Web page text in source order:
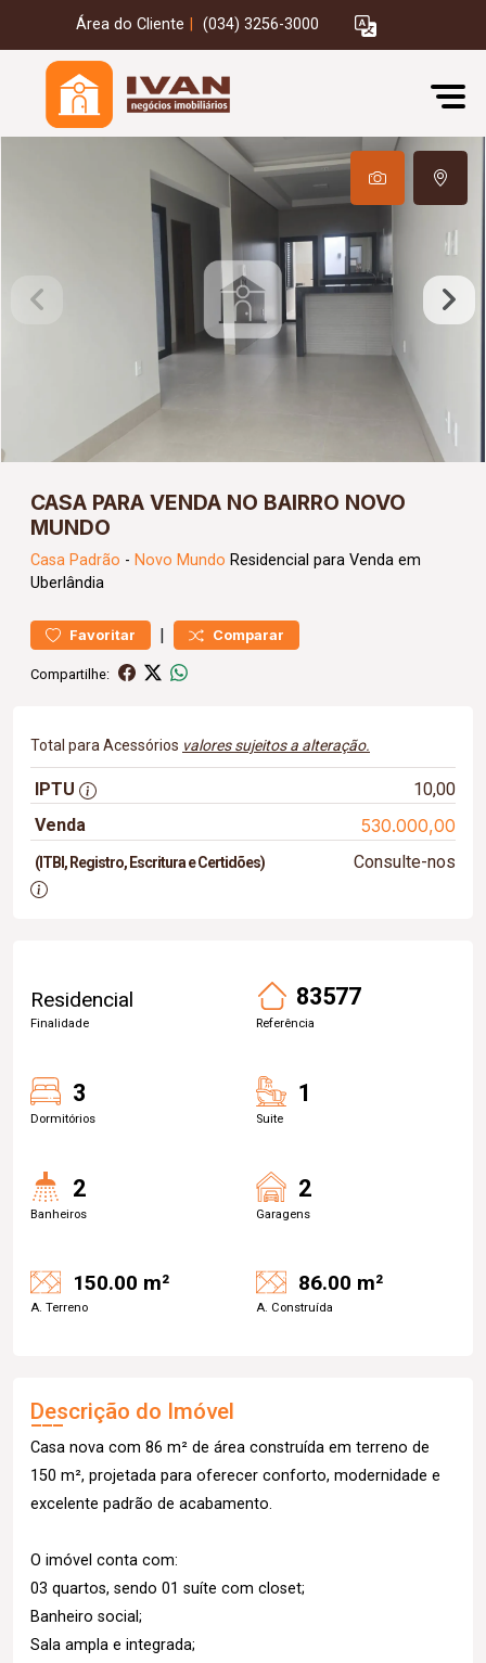
Área do Cliente (034) 3256-3000
CASA PARA VENDA NO BAIRRO NOVO
MUNDO
Casa Padrão - Novo Mundo Residencial para Venda em
Uberlândia
Favoritar | Comparar
Compartilhe:
Total para Acessórios valores sujeitos a alteração.
IPTU
10,00
Venda
530.000,00
(ITBI, Registro, Escritura e Certidões) Consulte-nos
Residencial
Finalidade
83577
Referência
3
Dormitórios
1
Suite
2
Banheiros
2
Garagens
150.00 m²
A. Terreno
86.00 m²
A. Construída
Descrição do Imóvel
Casa nova com 86 m² de área construída em terreno de
150 m², projetada para oferecer conforto, modernidade e
excelente padrão de acabamento.
O imóvel conta com:
03 quartos, sendo 01 suíte com closet;
Banheiro social;
Sala ampla e integrada;